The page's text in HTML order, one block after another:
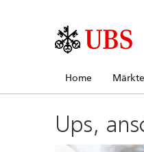
Home Märkte
Ups,